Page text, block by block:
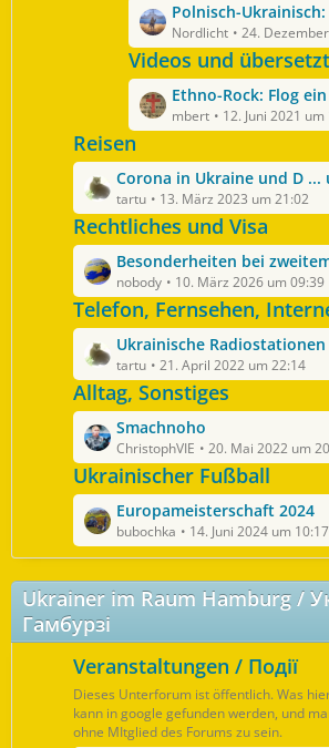
r
g
e
L
e
t
z
t
e
e
t
r
ä
g
e
Polnisch-Ukrainisch:
Nordlicht 24.
Videos und
L
e
z
t
e
B
e
i
t
r
ä
g
e
Ethno-Rock: Flog ein
mbert 12. Juni 2021 um
Reisen
L
e
t
z
t
e
B
e
i
t
r
ä
g
e
Corona in Ukraine und D ...
tartu 13. März 2023 um 21:02
Rechtliches und Visa
L
e
t
z
t
e
B
e
i
t
r
ä
g
e
Besonderheiten bei zweitem Aufenthaltstitel in Deutschland
nobody 10. März 2026 um 09:39
Telefon, Fernsehen,
L
e
t
z
t
e
B
e
i
t
r
ä
g
e
Ukrainische Radiostationen
tartu 21. April 2022 um 22:14
Alltag, Sonstiges
L
e
t
z
t
e
B
e
i
t
r
ä
g
e
Smachnoho
ChristophVIE 20. Mai 2022 um
Ukrainischer Fußball
L
e
t
z
t
e
B
e
i
t
r
Europameisterschaft 2024
bubochka 14. Juni 2024 um 10:17
Ukrainer im Raum Hamburg /
Гамбурзі
Veranstaltungen / Події
Dieses Unterforum ist öffentlich. Was
kann in google gefunden werden, und
ohne MItglied des Forums zu sein.